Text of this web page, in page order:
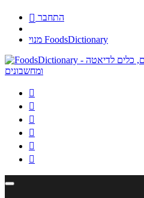
 התחבר
מנוי FoodsDictionary





